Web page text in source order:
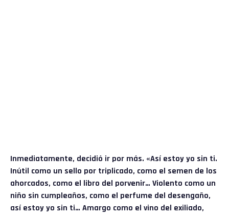
Inmediatamente, decidió ir por más. «Así estoy yo sin ti.
Inútil como un sello por triplicado, como el semen de los
ahorcados, como el libro del porvenir… Violento como un
niño sin cumpleaños, como el perfume del desengaño,
así estoy yo sin ti… Amargo como el vino del exiliado,